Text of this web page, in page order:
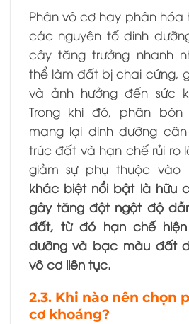
Phân vô cơ hay phân hóa
các nguyên tố dinh
cây tăng trưởng nhanh
thể làm đất bị chai cứng,
và ảnh hưởng đến sức
Trong khi đó, phân
mang lại dinh dưỡng
trúc đất và hạn chế rủi ro
giảm sự phụ thuộc vào
khác biệt nổi bật là hữu
gây tăng đột ngột độ
đất, từ đó hạn chế
dưỡng và bạc màu đất
vô cơ liên tục.
2.3. Khi nào nên chọn
cơ khoáng?